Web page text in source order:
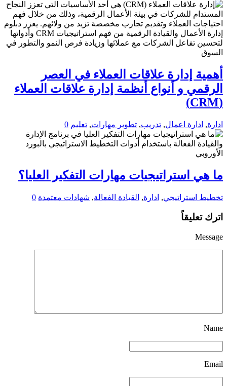
أهمية إدارة علاقات العملاء في العصر
الرقمي و أنواع أنظمة إدارة علاقات العملاء
(CRM)
ادارة, ادارة اعمال, تدريب, تطوير مهارات, تعليم 0
ما هي استراتيجيات مهارات التفكير العليا؟
تخطيط استراتيجي, ادارة, القيادة الفعالة, شهادات معتمدة 0
اترك تعليقاً
Message
Name
Email